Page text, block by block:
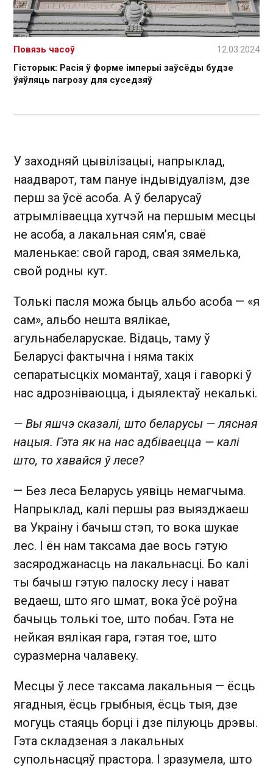
Гісторык: Расія ў форме імперыі заўсёды будзе
ўяўляць пагрозу для суседзяў
Повязь часоў 12.03.2024
У заходняй цывілізацыі, напрыклад,
наадварот, там пануе індывідуалізм, дзе
перш за ўсё асоба. А ў беларусаў
атрымліваецца хутчэй на першым месцы
не асоба, а лакальная сям’я, сваё
маленькае: свой гарод, свая зямелька,
свой родны кут.
Толькі пасля можа быць альбо асоба — «я
сам», альбо нешта вялікае,
агульнабеларускае. Відаць, таму ў
Беларусі фактычна і няма такіх
сепаратысцкіх момантаў, хаця і гаворкі ў
нас адрозніваюцца, і дыялектаў некалькі.
— Вы яшчэ сказалі, што беларусы — лясная
нацыя. Гэта як на нас адбіваецца — калі
што, то хавайся ў лесе?
— Без леса Беларусь уявіць немагчыма.
Напрыклад, калі першы раз выязджаеш
ва Украіну і бачыш стэп, то вока шукае
лес. І ён нам таксама дае вось гэтую
засяроджанасць на лакальнасці. Бо калі
ты бачыш гэтую палоску лесу і нават
ведаеш, што яго шмат, вока ўсё роўна
бачыць толькі тое, што побач. Гэта не
нейкая вялікая гара, гэтая тое, што
суразмерна чалавеку.
Месцы ў лесе таксама лакальныя — ёсць
ягадныя, ёсць грыбныя, ёсць тыя, дзе
могуць стаяць борці і дзе пілуюць дрэвы.
Гэта складзеная з лакальных
супольнасцяў прастора. І зразумела, што